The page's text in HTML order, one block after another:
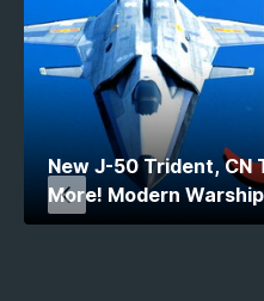
New J-50 Trident, CN
More! Modern
Comparison